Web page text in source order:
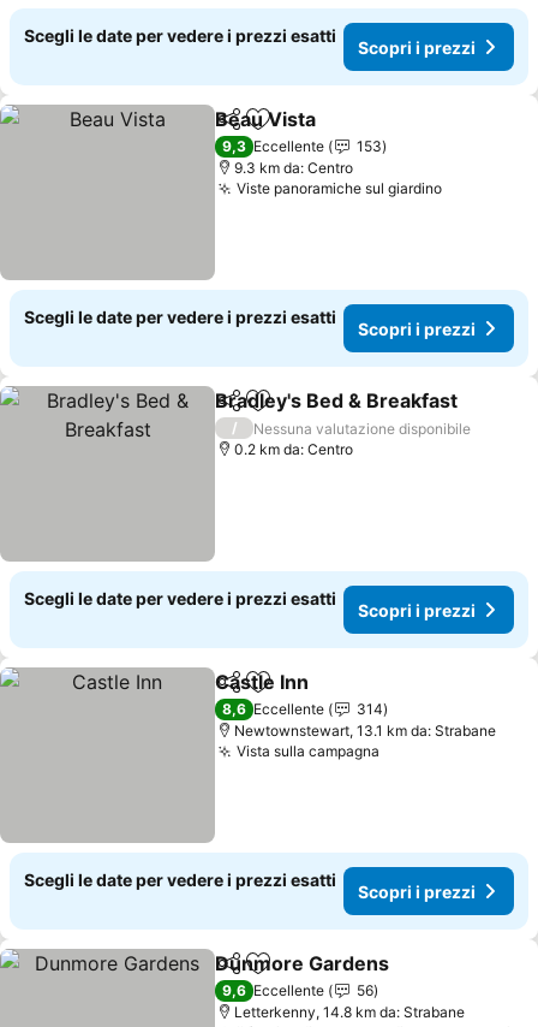
Scegli le date per vedere i prezzi esatti
Scopri i prezzi
CondividiAggiungi ai preferiti
Beau Vista
9,3 Eccellente
153
9.3 km da: Centro
Viste panoramiche sul giardinoScopri i
Scegli le date per vedere i prezzi esatti
Scopri i prezzi
CondividiAggiungi ai preferiti
Bradley's Bed & Breakfast
/
Nessuna valutazione disponibile
0.2 km da: Centro
Scegli le date per vedere i prezzi esatti
Scopri i prezzi
CondividiAggiungi ai preferiti
Castle Inn
8,6 Eccellente
314
Newtownstewart, 13.1 km da: Strabane
Vista sulla campagna
Scegli le date per vedere i prezzi esatti
Scopri i prezzi
CondividiAggiungi ai preferiti
Dunmore Gardens
9,6 Eccellente
56
Letterkenny, 14.8 km da: Strabane